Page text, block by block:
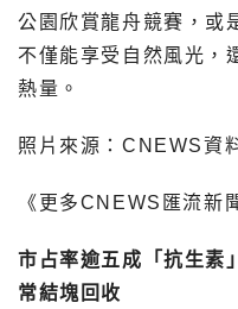
公園欣賞龍舟競賽，或
不僅能享受自然風光，
熱量。
照片來源：CNEWS資
《更多CNEWS匯流新
市占率逾五成「抗生素
常結塊回收